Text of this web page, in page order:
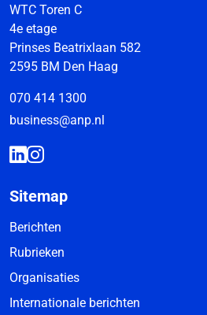
WTC Toren C
4e etage
Prinses Beatrixlaan 582
2595 BM Den Haag
070 414 1300
business@anp.nl
Sitemap
Berichten
Rubrieken
Organisaties
Internationale berichten